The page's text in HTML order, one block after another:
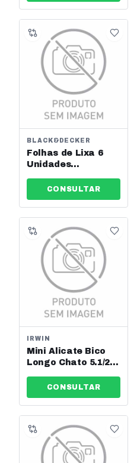
BLACK&DECKER
Folhas de Lixa 6
Unidades
Bdasp6-La
CONSULTAR
IRWIN
Mini Alicate Bico
Longo Chato 5.1/2
2078955CONSULTAR